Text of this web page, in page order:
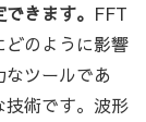
きます。 FFT
のように影響
ツールであ
技術です。波形